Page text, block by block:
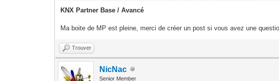
KNX Partner Base / Avancé
Ma boite de MP est pleine, merci de créer un post si vous avez une
Trouver
NicNac
Senior Member